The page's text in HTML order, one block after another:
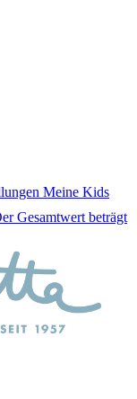
Meine Kids
Gesamtwert beträgt